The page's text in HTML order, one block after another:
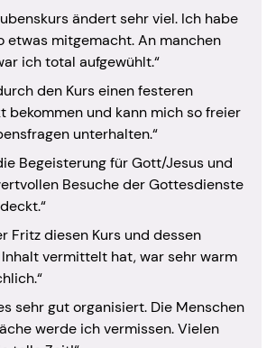
ändert sehr viel. Ich habe
etwas mitgemacht. An manchen
ich total aufgewühlt.“
den Kurs einen festeren
bekommen und kann mich so freier
unterhalten.“
Begeisterung für Gott/Jesus und
Besuche der Gottesdienste
Fritz diesen Kurs und dessen
vermittelt hat, war sehr warm
sehr gut organisiert. Die Menschen
werde ich vermissen. Vielen